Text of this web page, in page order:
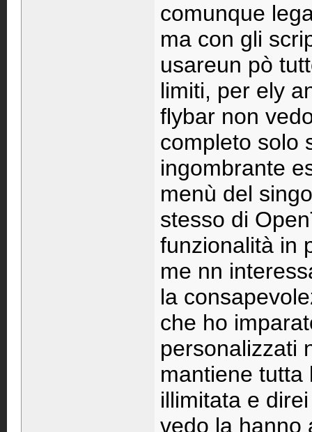
comunque
ma con gli
usareun pò
limiti, per ely
flybar non
completo solo
ingombrante
menù del
stesso di
funzionalità in
me nn
la
che ho
personalizzati
mantiene tutta
illimitata e
vedo la hanno